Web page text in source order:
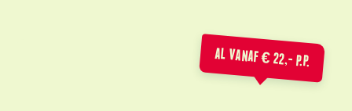
AL VANAF € 22,- P.P.